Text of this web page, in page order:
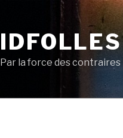
IDFOLLES
Par la force des contraires